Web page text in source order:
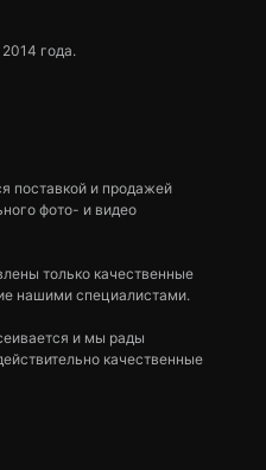
года.
поставкой и продажей
фото- и видео
только качественные
нашими специалистами.
и мы рады
качественные